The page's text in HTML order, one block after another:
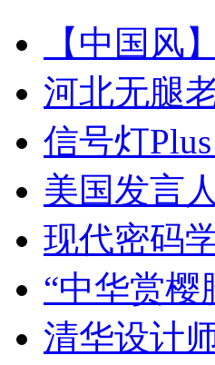
【中国风
河北无腿
信号灯
美国发言
现代密码
“中华赏樱
清华设计